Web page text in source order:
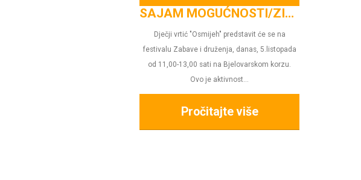
SAJAM MOGUĆNOSTI/ZID FESTIVAL
Dječji vrtić "Osmijeh" predstavit će se na
festivalu Zabave i druženja, danas, 5.listopada
od 11,00-13,00 sati na Bjelovarskom korzu.
Pročitajte više